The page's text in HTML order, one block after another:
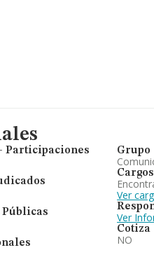
Participaciones Grupo
Cargos
Ver
Ver
Cotiza
NO